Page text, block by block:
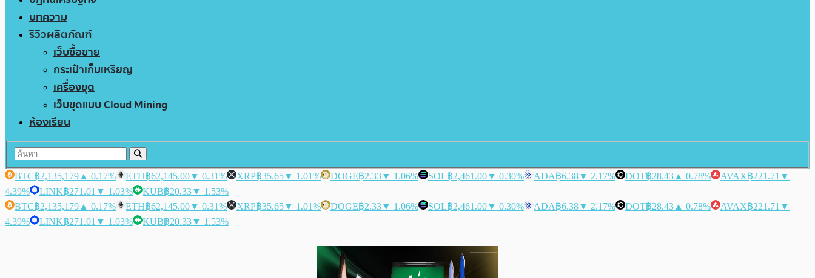
บทความ
รีวิวผลิตภัณฑ์
เว็บซื้อขาย
กระเป๋าเก็บเหรียญ
เครื่องขุด
เว็บขุดแบบ Cloud Mining
ห้องเรียน
BTC฿2,135,179 ▲ 0.17% ETH฿62,145.00▼ 0.31% XRP฿35.65▼ 1.01% DOGE฿2.33▼ 1.06% SOL฿2,461.00▼ 0.30% ADA฿6.38▼ 2.17% DOT฿28.43 ▲ 0.78% AVAX฿221.71 ▼
4.39%
LINK฿271.01 ▼ 1.03% KUB฿20.33▼ 1.53%
BTC฿2,135,179 ▲ 0.17% ETH฿62,145.00▼ 0.31% XRP฿35.65▼ 1.01% DOGE฿2.33▼ 1.06% SOL฿2,461.00▼ 0.30% ADA฿6.38▼ 2.17% DOT฿28.43 ▲ 0.78% AVAX฿221.71 ▼
4.39%
LINK฿271.01 ▼ 1.03% KUB฿20.33▼ 1.53%